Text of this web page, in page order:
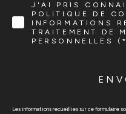
J'AI PRIS
POLITIQUE DE
INFORMATIONS
TRAITEMENT DE
PERSONNELLES
Les informations recueillies sur ce formulaire